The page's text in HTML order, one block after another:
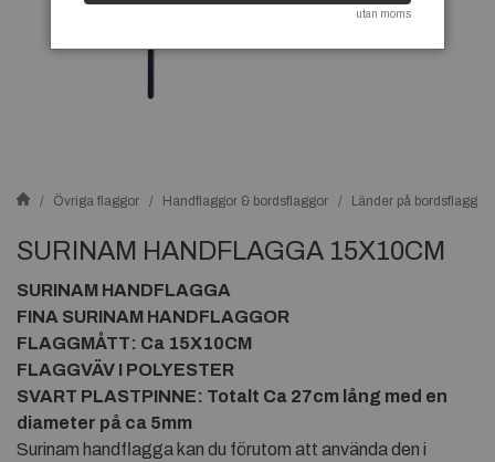
Övriga flaggor Handflaggor & bordsflaggor Länder på
SURINAM HANDFLAGGA 15X10CM
SURINAM HANDFLAGGA
FINA SURINAM HANDFLAGGOR
FLAGGMÅTT: Ca 15X10CM
FLAGGVÄV I POLYESTER
SVART PLASTPINNE: Totalt Ca 27cm lång med en
diameter på ca 5mm
Surinam handflagga kan du förutom att använda den i
utan moms